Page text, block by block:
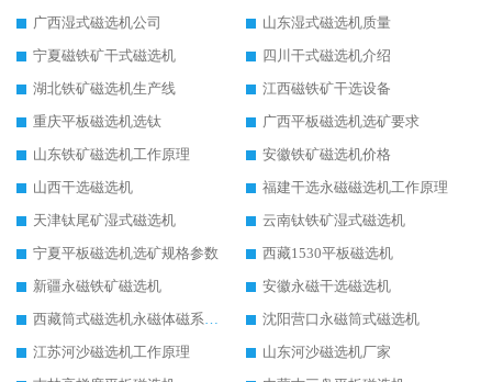
广西湿式磁选机公司
山东湿式磁选机质量
宁夏磁铁矿干式磁选机
四川干式磁选机介绍
湖北铁矿磁选机生产线
江西磁铁矿干选设备
重庆平板磁选机选钛
广西平板磁选机选矿要求
山东铁矿磁选机工作原理
安徽铁矿磁选机价格
山西干选磁选机
福建干选永磁磁选机工作原理
天津钛尾矿湿式磁选机
云南钛铁矿湿式磁选机
宁夏平板磁选机选矿规格参数
西藏1530平板磁选机
新疆永磁铁矿磁选机
安徽永磁干选磁选机
西藏筒式磁选机永磁体磁系设计
沈阳营口永磁筒式磁选机
江苏河沙磁选机工作原理
山东河沙磁选机厂家